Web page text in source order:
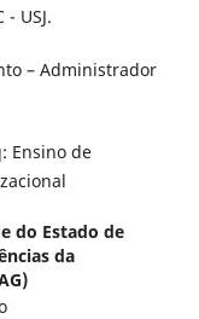
USJ.
– Administrador
Ensino de
do Estado de
da